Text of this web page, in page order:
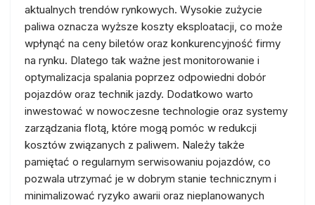
aktualnych trendów rynkowych. Wysokie zużycie
paliwa oznacza wyższe koszty eksploatacji, co może
wpłynąć na ceny biletów oraz konkurencyjność firmy
na rynku. Dlatego tak ważne jest monitorowanie i
optymalizacja spalania poprzez odpowiedni dobór
pojazdów oraz technik jazdy. Dodatkowo warto
inwestować w nowoczesne technologie oraz systemy
zarządzania flotą, które mogą pomóc w redukcji
kosztów związanych z paliwem. Należy także
pamiętać o regularnym serwisowaniu pojazdów, co
pozwala utrzymać je w dobrym stanie technicznym i
minimalizować ryzyko awarii oraz nieplanowanych